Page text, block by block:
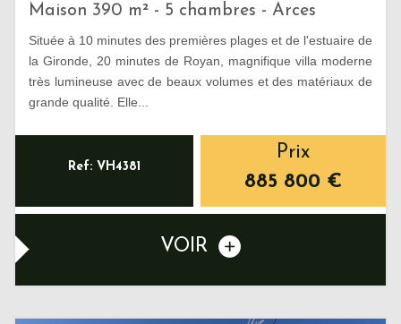
Maison 390 m² - 5 chambres - Arces
Située à 10 minutes des premières plages et de l'estuaire de
la Gironde, 20 minutes de Royan, magnifique villa moderne
très lumineuse avec de beaux volumes et des matériaux de
grande qualité. Elle...
Ref: VH4381
Prix
885 800 €
VOIR